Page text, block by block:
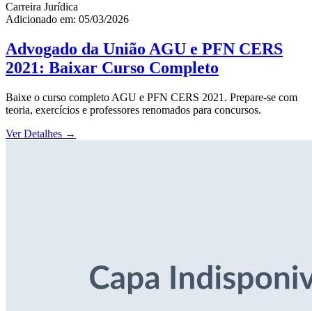
Carreira Jurídica
Adicionado em: 05/03/2026
Advogado da União AGU e PFN CERS
2021: Baixar Curso Completo
Baixe o curso completo AGU e PFN CERS 2021. Prepare-se com
teoria, exercícios e professores renomados para concursos.
Ver Detalhes →